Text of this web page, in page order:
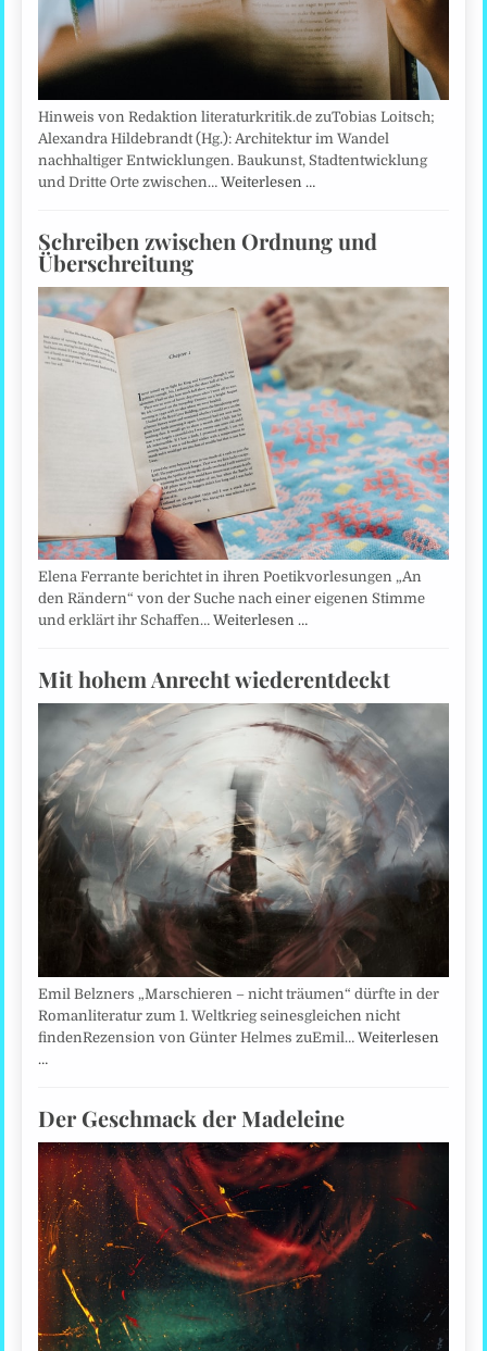
Hinweis von Redaktion literaturkritik.de zuTobias Loitsch;
Alexandra Hildebrandt (Hg.): Architektur im Wandel
nachhaltiger Entwicklungen. Baukunst, Stadtentwicklung
und Dritte Orte zwischen…Weiterlesen …
Schreiben zwischen Ordnung und
Überschreitung
Elena Ferrante berichtet in ihren Poetikvorlesungen „An
den Rändern“ von der Suche nach einer eigenen Stimme
und erklärt ihr Schaffen…Weiterlesen …
Mit hohem Anrecht wiederentdeckt
Emil Belzners „Marschieren – nicht träumen“ dürfte in der
Romanliteratur zum 1. Weltkrieg seinesgleichen nicht
findenRezension von Günter Helmes zuEmil…Weiterlesen
…
Der Geschmack der Madeleine